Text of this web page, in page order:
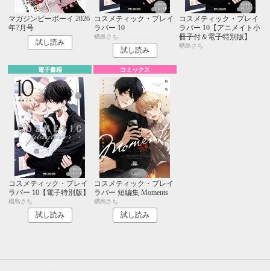
マガジンビーボーイ 2026
年7月号
試し読み
コスメティック・プレイ
ラバー 10
楢島さち
試し読み
コスメティック・プレイ
ラバー 10【アニメイト小
冊子付＆電子特別版】
楢島さち
電子書籍
コスメティック・プレイ
ラバー 10【電子特別版】
楢島さち
試し読み
コミックス
コスメティック・プレイ
ラバー 短編集 Moments
楢島さち
試し読み